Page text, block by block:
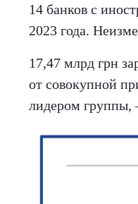
14 банков с
2023 года.
17,47 млрд грн
от совокупной
лидером группы,